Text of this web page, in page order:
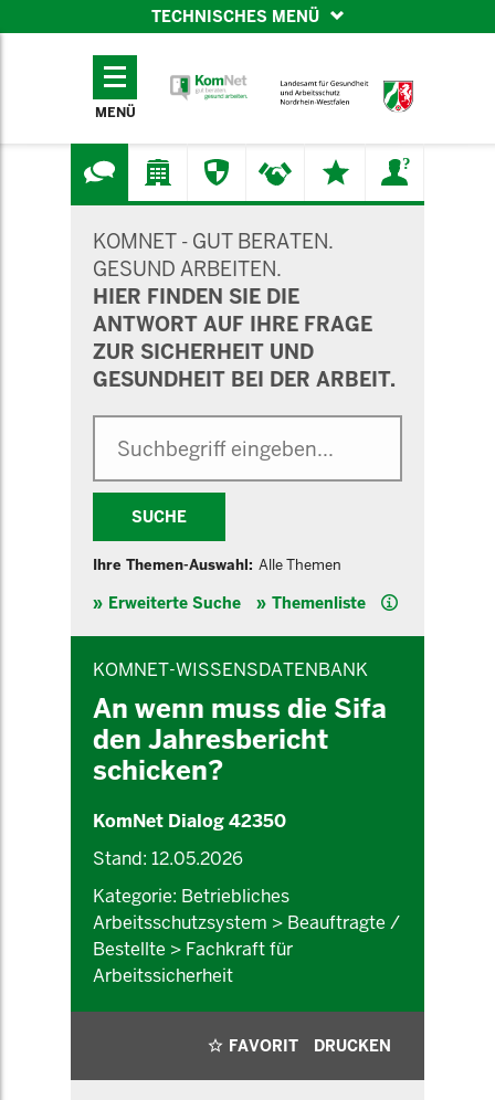
TECHNISCHES MENÜ
TECHNISCHES
MENÜ
KOMNET - GUT BERATEN.
GESUND ARBEITEN.
HIER FINDEN SIE DIE
ANTWORT AUF IHRE FRAGE
ZUR SICHERHEIT UND
GESUNDHEIT BEI DER ARBEIT.
SUCHE
Ihre Themen-Auswahl: Alle Themen
Erweiterte Suche Themenliste Hilfe
KOMNET-WISSENSDATENBANK
An wenn muss die Sifa
den Jahresbericht
schicken?
KomNet Dialog 42350
Stand: 12.05.2026
Kategorie: Betriebliches
Arbeitsschutzsystem > Beauftragte /
Bestellte > Fachkraft für
Arbeitssicherheit
FAVORIT DRUCKEN